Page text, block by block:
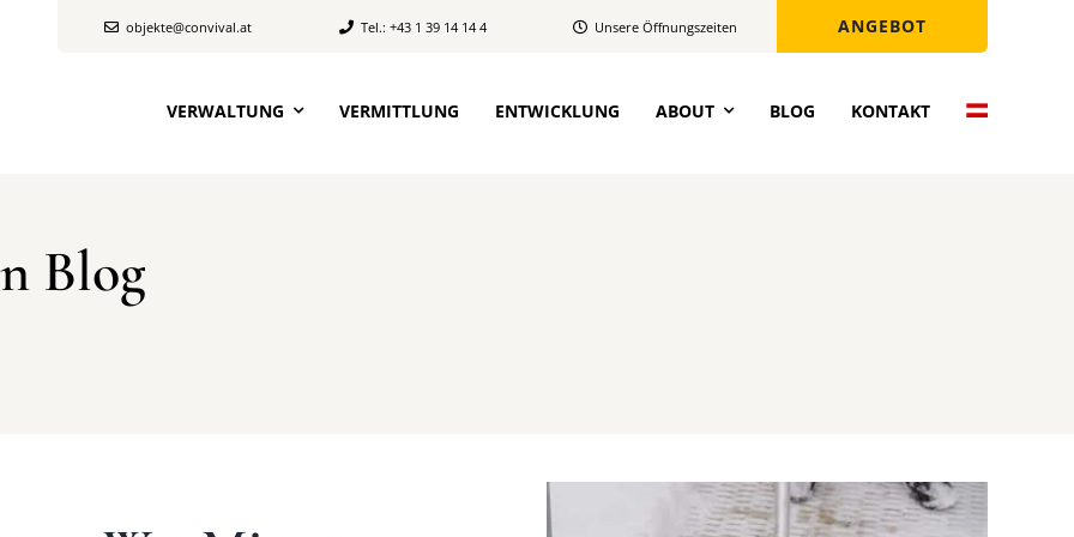
objekte@convival.at Tel.: +43 1 39 14 14 4 Unsere Öffnungszeiten ANGEBOT
VERWALTUNG VERMITTLUNG ENTWICKLUNG ABOUT BLOG KONTAKT
Blog